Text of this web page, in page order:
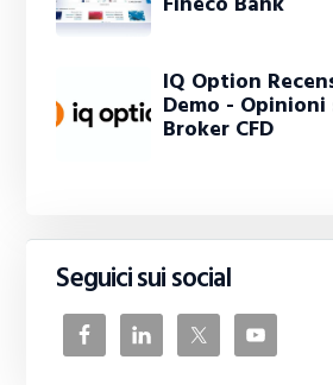
IQ Option
Demo - Opinioni
Broker CFD
Seguici sui social